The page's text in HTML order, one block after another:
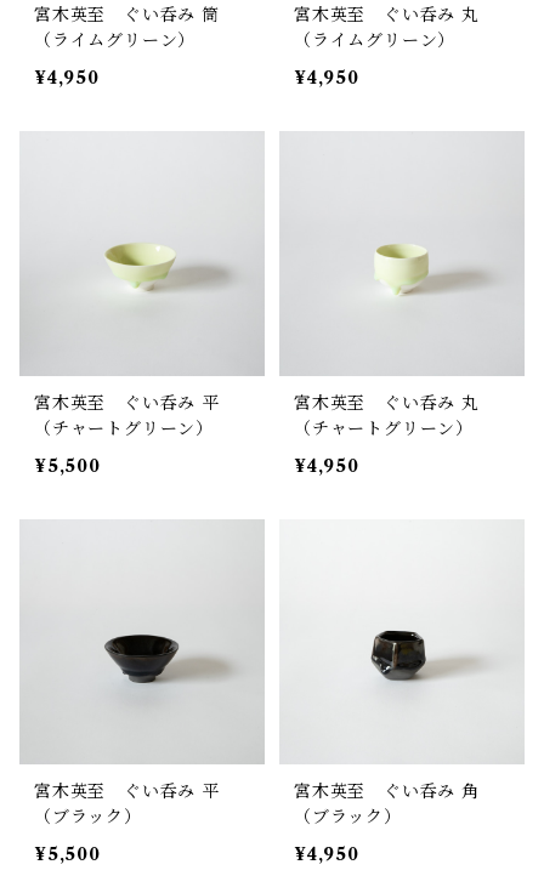
宮木英至 ぐい呑み 筒
（ライムグリーン）
¥4,950
宮木英至 ぐい呑み 丸
（ライムグリーン）
¥4,950
宮木英至 ぐい呑み 平
（チャートグリーン）
¥5,500
宮木英至 ぐい呑み 丸
（チャートグリーン）
¥4,950
宮木英至 ぐい呑み 平
（ブラック）
¥5,500
宮木英至 ぐい呑み 角
（ブラック）
¥4,950